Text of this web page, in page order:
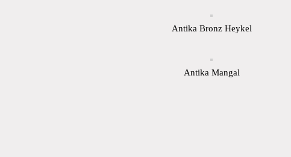
Antika Bronz Heykel
Antika Mangal